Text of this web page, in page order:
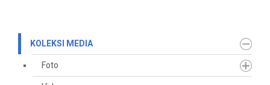
KOLEKSI MEDIA
Foto